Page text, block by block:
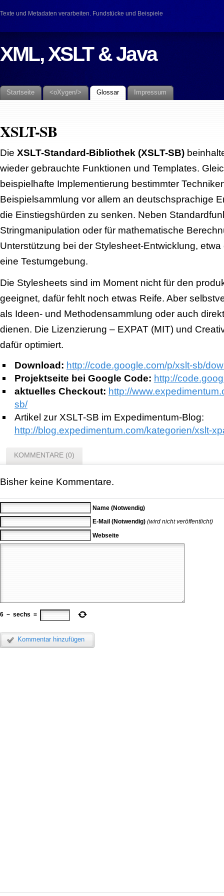
Texte und Metadaten verarbeiten. Fundstücke und Beispiele
XML, XSLT & Java
Startseite <oXygen/> Glossar Impressum
XSLT-SB
Die XSLT-Standard-Bibliothek (XSLT-SB)
wieder gebrauchte Funktionen und Templates.
beispielhafte Implementierung bestimmter
Beispielsammlung vor allem an deutschsprachige
die Einstiegshürden zu senken. Neben
Stringmanipulation oder für mathematische
Unterstützung bei der Stylesheet-Entwicklung,
eine Testumgebung.
Die Stylesheets sind im Moment nicht für den
geeignet, dafür fehlt noch etwas Reife. Aber
als Ideen- und Methodensammlung oder auch
dienen. Die Lizenzierung – EXPAT (MIT) und
dafür optimiert.
Download: http://code.google.com/p/xslt-sb/
Projektseite bei Google Code: http://
aktuelles Checkout: http://
sb/
Artikel zur XSLT-SB im Expedimentum-Blog:
http://blog.expedimentum.com/kategorien/xslt-
KOMMENTARE (0)
Bisher keine Kommentare.
Name (Notwendig)
E-Mail (Notwendig) (wird nicht veröffentlicht)
Webseite
6 − sechs =
Kommentar hinzufügen